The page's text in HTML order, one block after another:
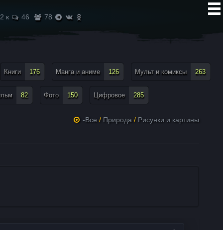
2 к 46 78
Книги 176 Манга и аниме 126 Мульт и комиксы 263
82 Фото 150 Цифровое 285
-Все / Природа / Рисунки и картины